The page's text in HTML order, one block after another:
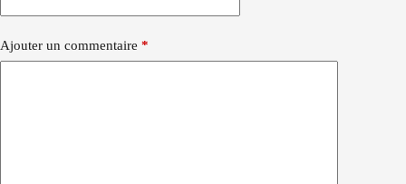
Ajouter un commentaire *